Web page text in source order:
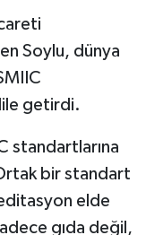
Soylu, dünya
getirdi.
standartlarına
bir standart
elde
gıda değil,